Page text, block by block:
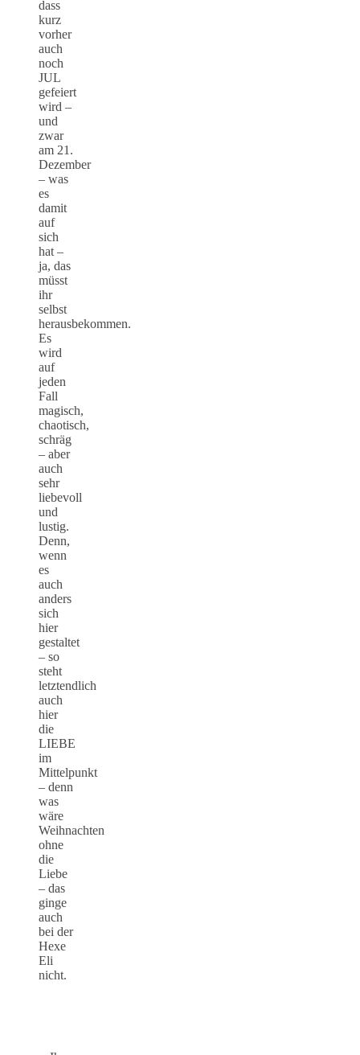
dass
kurz
vorher
auch
noch
JUL
gefeiert
wird –
und
zwar
am 21.
Dezember
– was
es
damit
auf
sich
hat –
ja, das
müsst
ihr
selbst
herausbekommen.
Es
wird
auf
jeden
Fall
magisch,
chaotisch,
schräg
– aber
auch
sehr
liebevoll
und
lustig.
Denn,
wenn
es
auch
anders
sich
hier
gestaltet
– so
steht
letztendlich
auch
hier
die
LIEBE
im
Mittelpunkt
– denn
was
wäre
Weihnachten
ohne
die
Liebe
– das
ginge
auch
bei der
Hexe
Eli
nicht.